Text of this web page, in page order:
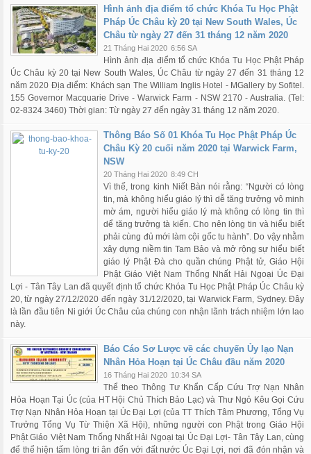
Hình ảnh địa điểm tổ chức Khóa Tu Học Phật
Pháp Úc Châu kỳ 20 tại New South Wales, Úc
Châu từ ngày 27 đến 31 tháng 12 năm 2020
21 Tháng Hai 2020 6:56 SA
Hình ảnh địa điểm tổ chức Khóa Tu Học Phật Pháp
Úc Châu kỳ 20 tại New South Wales, Úc Châu từ ngày 27 đến 31 tháng 12
năm 2020 Địa điểm: Khách sạn The William Inglis Hotel - MGallery by Sofitel.
155 Governor Macquarie Drive - Warwick Farm - NSW 2170 - Australia. (Tel:
02-8324 3460) Thời gian: Từ ngày 27 đến ngày 31 tháng 12 năm 2020.
Thông Báo Số 01 Khóa Tu Học Phật Pháp Úc
Châu Kỳ 20 cuối năm 2020 tại Warwick Farm,
NSW
20 Tháng Hai 2020 8:49 CH
Vì thế, trong kinh Niết Bàn nói rằng: “Người có lòng
tin, mà không hiểu giáo lý thì dễ tăng trưởng vô minh
mờ ám, người hiểu giáo lý mà không có lòng tin thì
dể tăng trưởng tà kiến. Cho nên lòng tin và hiểu biết
phải cùng đủ mới làm cội gốc tu hành”. Do vậy nhằm
xây dựng niềm tin Tam Bảo và mở rộng sự hiểu biết
giáo lý Phật Đà cho quần chúng Phật tử, Giáo Hội
Phật Giáo Việt Nam Thống Nhất Hải Ngoại Úc Đại
Lợi - Tân Tây Lan đã quyết định tổ chức Khóa Tu Học Phật Pháp Úc Châu kỳ
20, từ ngày 27/12/2020 đến ngày 31/12/2020, tại Warwick Farm, Sydney. Đây
là lần đầu tiên Ni giới Úc Châu của chúng con nhận lãnh trách nhiệm lớn lao
này.
Báo Cáo Sơ Lược về các chuyến Ủy lạo Nạn
Nhân Hỏa Hoạn tại Úc Châu đầu năm 2020
16 Tháng Hai 2020 10:34 SA
Thể theo Thông Tư Khẩn Cấp Cứu Trợ Nạn Nhân
Hỏa Hoạn Tại Úc (của HT Hội Chủ Thích Bảo Lạc) và Thư Ngỏ Kêu Gọi Cứu
Trợ Nạn Nhân Hỏa Hoạn tại Úc Đại Lợi (của TT Thích Tâm Phương, Tổng Vụ
Trưởng Tổng Vụ Từ Thiện Xã Hội), những người con Phật trong Giáo Hội
Phật Giáo Việt Nam Thống Nhất Hải Ngoại tại Úc Đại Lợi- Tân Tây Lan, cùng
để thể hiện tấm lòng tri ân đến với đất nước Úc Đại Lợi, nơi đã đón nhận và